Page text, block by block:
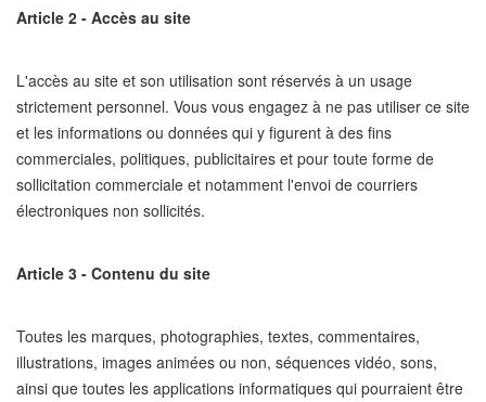
Article 2 - Accès au site
L'accès au site et son utilisation sont réservés à un usage
strictement personnel. Vous vous engagez à ne pas utiliser ce site
et les informations ou données qui y figurent à des fins
commerciales, politiques, publicitaires et pour toute forme de
sollicitation commerciale et notamment l'envoi de courriers
électroniques non sollicités.
Article 3 - Contenu du site
Toutes les marques, photographies, textes, commentaires,
illustrations, images animées ou non, séquences vidéo, sons,
ainsi que toutes les applications informatiques qui pourraient être